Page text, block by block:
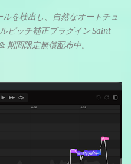
を検出し、自然なオートチュ
ピッチ補正プラグイン Saint
期間限定無償配布中。